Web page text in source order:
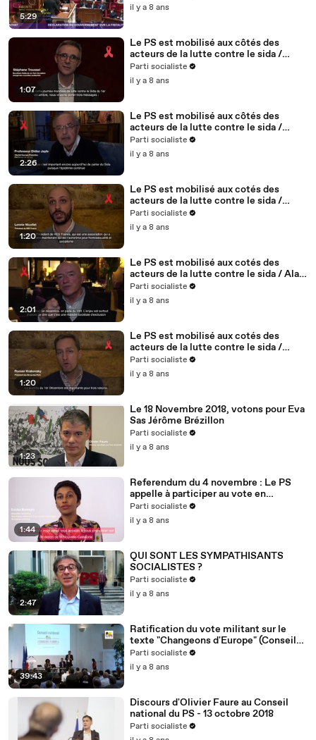
5:29
il y a 8 ans
1:07
Le PS est mobilisé aux côtés des
acteurs de la lutte contre le sida /
Stéphane Troussel - 2/5
Parti socialiste
il y a 8 ans
2:26
Le PS est mobilisé aux côtés des
acteurs de la lutte contre le sida /
Didier Jayle, médecin, fondateur du
site vih.org - 1/5
Parti socialiste
il y a 8 ans
1:20
Le PS est mobilisé aux cotés des
acteurs de la lutte contre le sida /
Lennie Nicollet, président de HES -
5/5
Parti socialiste
il y a 8 ans
2:01
Le PS est mobilisé aux cotés des
acteurs de la lutte contre le sida / Alain
BONNINEAU, président de AIDES IDF /
4/5
Parti socialiste
il y a 8 ans
1:20
Le PS est mobilisé aux cotés des
acteurs de la lutte contre le sida /
Roman Krakovsky, président de
Séropotes - 3/5
Parti socialiste
il y a 8 ans
1:23
Le 18 Novembre 2018, votons pour Eva
Sas Jérôme Brézillon
Parti socialiste
il y a 8 ans
1:44
Referendum du 4 novembre : Le PS
appelle à participer au vote en
Nouvelle-Calédonie
Parti socialiste
il y a 8 ans
2:47
QUI SONT LES SYMPATHISANTS
SOCIALISTES ?
Parti socialiste
il y a 8 ans
39:43
Ratification du vote militant sur le
texte "Changeons d'Europe" (Conseil
national du 13/10/2018)
Parti socialiste
il y a 8 ans
Discours d'Olivier Faure au Conseil
national du PS - 13 octobre 2018
Parti socialiste